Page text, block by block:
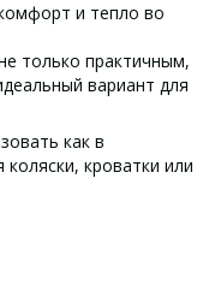
и тепло во
только практичным,
вариант для
как в
кроватки или